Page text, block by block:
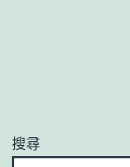
搜尋